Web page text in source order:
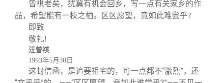
曾祺老矣，犹冀有机会回乡，写一点有关家乡的作
品，希望能有一枝之栖。区区愿望，竟如此难尝乎?
即致
敬礼!
汪曾祺
1993年5月30日
这封信函，是追要祖宅的，可一点都不“激烈”，还